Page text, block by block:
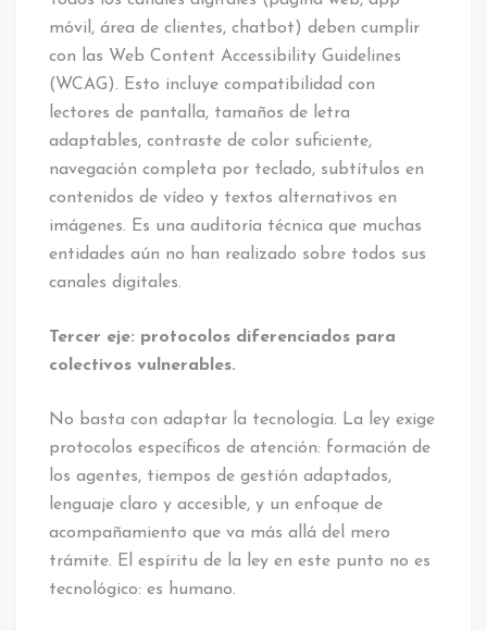
móvil, área de clientes, chatbot) deben cumplir
con las Web Content Accessibility Guidelines
(WCAG). Esto incluye compatibilidad con
lectores de pantalla, tamaños de letra
adaptables, contraste de color suficiente,
navegación completa por teclado, subtítulos en
contenidos de vídeo y textos alternativos en
imágenes. Es una auditoría técnica que muchas
entidades aún no han realizado sobre todos sus
canales digitales.
Tercer eje: protocolos diferenciados para
colectivos vulnerables.
No basta con adaptar la tecnología. La ley exige
protocolos específicos de atención: formación de
los agentes, tiempos de gestión adaptados,
lenguaje claro y accesible, y un enfoque de
acompañamiento que va más allá del mero
trámite. El espíritu de la ley en este punto no es
tecnológico: es humano.